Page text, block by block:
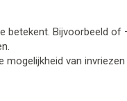
betekent. Bijvoorbeeld of
mogelijkheid van